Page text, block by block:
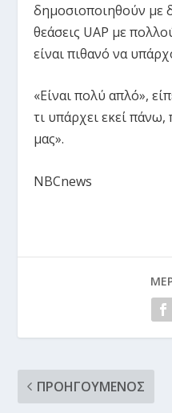
δημοσιοποιηθούν με
θεάσεις UAP με
είναι πιθανό να
«Είναι πολύ απλό»,
τι υπάρχει εκεί
μας».
NBCnews
ΠΡΟΗΓΟΎΜΕΝΟΣ